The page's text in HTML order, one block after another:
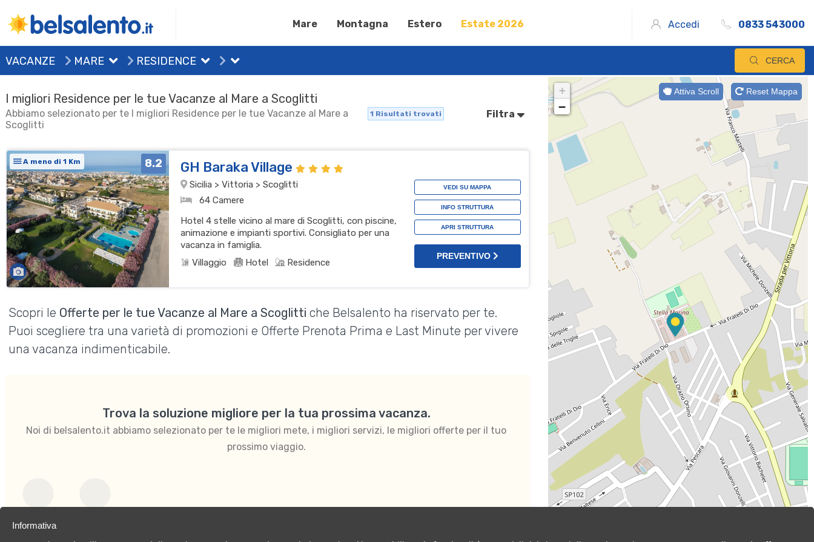
Mare Montagna Estero Estate 2026 Accedi 0833 543000
VACANZE MARE RESIDENCE CERCA
I migliori Residence per le tue Vacanze al Mare a Scoglitti
Abbiamo selezionato per te I migliori Residence per le tue Vacanze al Mare a
Scoglitti
1 Risultati trovati Filtra
A meno di 1 Km 8.2 GH Baraka Village
Sicilia > Vittoria > Scoglitti
64 Camere
Hotel 4 stelle vicino al mare di Scoglitti, con piscine,
animazione e impianti sportivi. Consigliato per una
vacanza in famiglia.
Villaggio
Hotel Residence
VEDI SU MAPPA
INFO STRUTTURA
APRI STRUTTURA
PREVENTIVO
Scopri le Offerte per le tue Vacanze al Mare a Scoglitti che Belsalento ha riservato per te.
Puoi scegliere tra una varietà di promozioni e Offerte Prenota Prima e Last Minute per vivere
una vacanza indimenticabile.
Trova la soluzione migliore per la tua prossima vacanza.
Noi di belsalento.it abbiamo selezionato per te le migliori mete, i migliori servizi, le migliori offerte per il tuo
prossimo viaggio.
Per coppie
Attiva Scroll Reset Mappa
+
−
Informativa